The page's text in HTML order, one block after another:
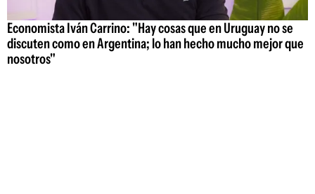
Economista Iván Carrino: "Hay cosas que en Uruguay no se
discuten como en Argentina; lo han hecho mucho mejor que
nosotros"